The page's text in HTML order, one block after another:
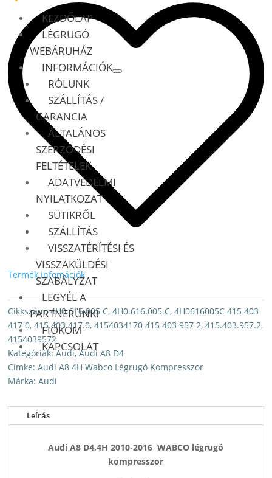
KEZDŐLAP
LÉGRUGÓ
WEBÁRUHÁZ
INFORMÁCIÓK
RÓLUNK
SZÁLLÍTÁS /
GARANCIA
ÁLTALÁNOS
SZERZŐDÉSI
FELTÉTELEK
ADATVÉDELMI
NYILATKOZAT
SÜTIKRŐL
SZÁLLÍTÁS
VISSZATÉRÍTÉSI ÉS
VISSZAKÜLDÉSI
SZABÁLYZAT
LEGYÉL A
PARTNERÜNK!
FIÓKOM
KAPCSOLAT
4H
LÉGRUGÓ
KOMPRESSZOR
WABCO
MENNYISÉG
Termék infomációk
Cikkszám:4H0 616 005 C, 4H0.616.005.C, 4H0616005C 415 403
417 0, 415.403.417.0, 4154034170 415 403 957 2, 415.403.957.2,
4154039572
Kategóriák:Audi,Audi A8 D4
Címke:Audi A8 4H Wabco Légrugó Kompresszor
Márka:Audi
Leírás
Audi A8 D4,4H 2010-2016 WABCO légrugó
kompresszor